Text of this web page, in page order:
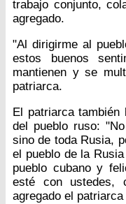
trabajo conjunto,
agregado.
"Al dirigirme al
estos buenos
mantienen y se
patriarca.
El patriarca
del pueblo ruso:
sino de toda Rusia,
el pueblo de la
pueblo cubano y
esté con
agregado el